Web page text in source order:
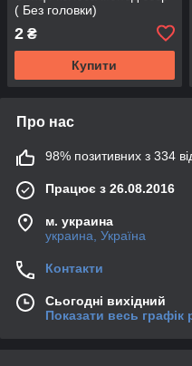
( Без головки)
2 ₴
Купити
Про нас
98% позитивних з 334
Працює з 26.08.2016
м. украина
украина, Україна
Контакти
Сьогодні вихідний
Показати весь графік